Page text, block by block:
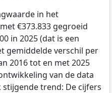
in het
€373.833 gegroeid
in 2025 (dat is een
gemiddelde verschil per
2016 tot en met 2025
van de data
trend: De cijfers